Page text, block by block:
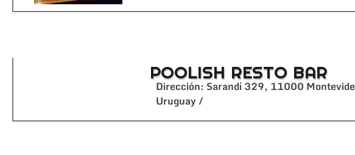
POOLISH RESTO BAR
Dirección: Sarandí 329, 11000
Uruguay /